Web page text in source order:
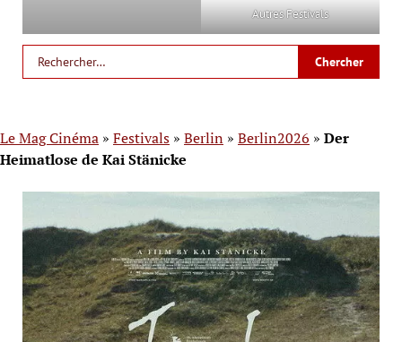
Autres Festivals
Le Mag Cinéma » Festivals » Berlin » Berlin2026 » Der
Heimatlose de Kai Stänicke